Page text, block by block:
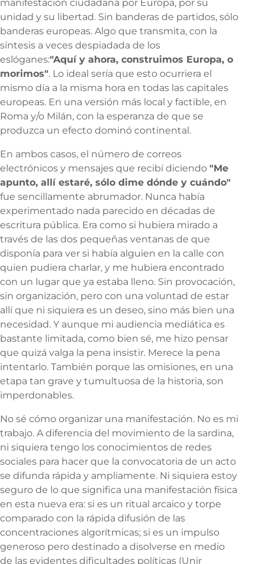
manifestación ciudadana por Europa, por su
unidad y su libertad. Sin banderas de partidos, sólo
banderas europeas. Algo que transmita, con la
síntesis a veces despiadada de los
eslóganes:"Aquí y ahora, construimos Europa, o
morimos". Lo ideal sería que esto ocurriera el
mismo día a la misma hora en todas las capitales
europeas. En una versión más local y factible, en
Roma y/o Milán, con la esperanza de que se
produzca un efecto dominó continental.
En ambos casos, el número de correos
electrónicos y mensajes que recibí diciendo "Me
apunto, allí estaré, sólo dime dónde y cuándo"
fue sencillamente abrumador. Nunca había
experimentado nada parecido en décadas de
escritura pública. Era como si hubiera mirado a
través de las dos pequeñas ventanas de que
disponía para ver si había alguien en la calle con
quien pudiera charlar, y me hubiera encontrado
con un lugar que ya estaba lleno. Sin provocación,
sin organización, pero con una voluntad de estar
allí que ni siquiera es un deseo, sino más bien una
necesidad. Y aunque mi audiencia mediática es
bastante limitada, como bien sé, me hizo pensar
que quizá valga la pena insistir. Merece la pena
intentarlo. También porque las omisiones, en una
etapa tan grave y tumultuosa de la historia, son
imperdonables.
No sé cómo organizar una manifestación. No es mi
trabajo. A diferencia del movimiento de la sardina,
ni siquiera tengo los conocimientos de redes
sociales para hacer que la convocatoria de un acto
se difunda rápida y ampliamente. Ni siquiera estoy
seguro de lo que significa una manifestación física
en esta nueva era: si es un ritual arcaico y torpe
comparado con la rápida difusión de las
concentraciones algorítmicas; si es un impulso
generoso pero destinado a disolverse en medio
de las evidentes dificultades políticas (Unir